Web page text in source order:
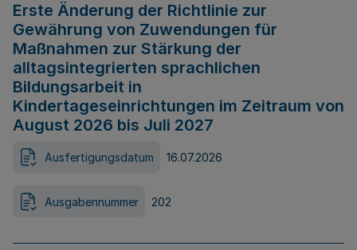
Erste Änderung der Richtlinie zur
Gewährung von Zuwendungen für
Maßnahmen zur Stärkung der
alltagsintegrierten sprachlichen
Bildungsarbeit in
Kindertageseinrichtungen im Zeitraum von
August 2026 bis Juli 2027
Ausfertigungsdatum 16.07.2026
Ausgabennummer 202